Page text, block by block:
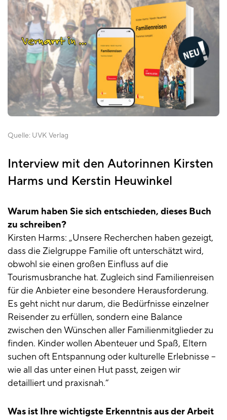
Quelle: UVK Verlag
Interview mit den Autorinnen Kirsten
Harms und Kerstin Heuwinkel
Warum haben Sie sich entschieden, dieses Buch
zu schreiben?
Kirsten Harms: „Unsere Recherchen haben gezeigt,
dass die Zielgruppe Familie oft unterschätzt wird,
obwohl sie einen großen Einfluss auf die
Tourismusbranche hat. Zugleich sind Familienreisen
für die Anbieter eine besondere Herausforderung.
Es geht nicht nur darum, die Bedürfnisse einzelner
Reisender zu erfüllen, sondern eine Balance
zwischen den Wünschen aller Familienmitglieder zu
finden. Kinder wollen Abenteuer und Spaß, Eltern
suchen oft Entspannung oder kulturelle Erlebnisse –
wie all das unter einen Hut passt, zeigen wir
detailliert und praxisnah.“
Was ist Ihre wichtigste Erkenntnis aus der Arbeit